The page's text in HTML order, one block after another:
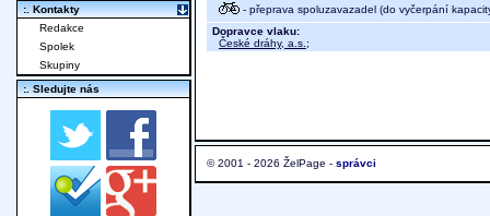
- přeprava spoluzavazadel (do vyčerpání
Dopravce vlaku:
České dráhy, a.s. ;
© 2001 - 2026 ŽelPage - správci
:. Kontakty
Redakce
Spolek
Skupiny
:. Sledujte nás